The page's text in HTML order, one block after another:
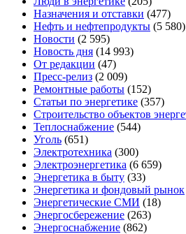
Назначения и отставки (477)
Нефть и нефтепродукты (5 580)
Новости (2 595)
Новость дня (14 993)
От редакции (47)
Пресс-релиз (2 009)
Ремонтные работы (152)
Статьи по энергетике (357)
Строительство объектов
Теплоснабжение (544)
Уголь (651)
Электротехника (300)
Электроэнергетика (6 659)
Энергетика в быту (33)
Энергетика и фондовый рынок
Энергетические СМИ (18)
Энергосбережение (263)
Энергоснабжение (862)